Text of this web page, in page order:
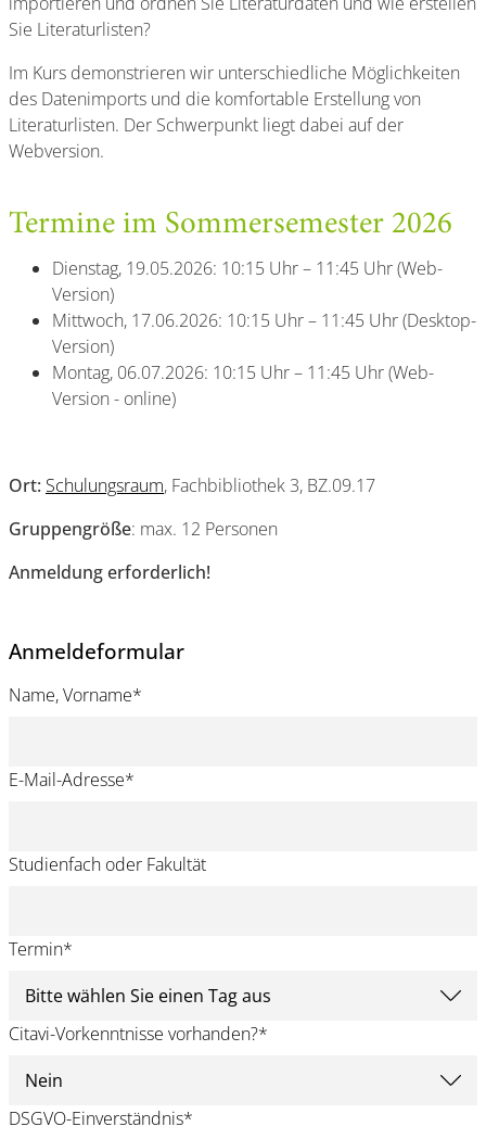
Sie Literaturlisten?
Im Kurs demonstrieren wir unterschiedliche Möglichkeiten
des Datenimports und die komfortable Erstellung von
Literaturlisten. Der Schwerpunkt liegt dabei auf der
Webversion.
Termine im Sommersemester 2026
Dienstag, 19.05.2026: 10:15 Uhr – 11:45 Uhr (Web-
Version)
Mittwoch, 17.06.2026: 10:15 Uhr – 11:45 Uhr (Desktop-
Version)
Montag, 06.07.2026: 10:15 Uhr – 11:45 Uhr (Web-
Version - online)
Ort: Schulungsraum, Fachbibliothek 3, BZ.09.17
Gruppengröße: max. 12 Personen
Anmeldungerforderlich!
Anmeldeformular
Name, Vorname*
E-Mail-Adresse*
Studienfach oder Fakultät
Termin*
Citavi-Vorkenntnisse vorhanden?*
DSGVO-Einverständnis*